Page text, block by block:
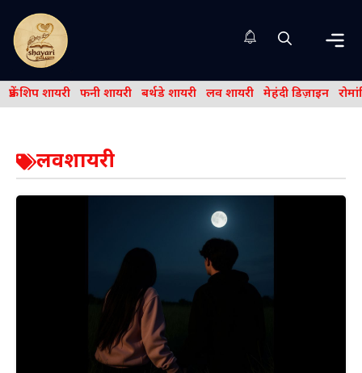
content
फ्रेंड शिप शायरी फनी शायरी बर्थडे शायरी लव शायरी मेहंदी डिज़ाइन
लवशायरी